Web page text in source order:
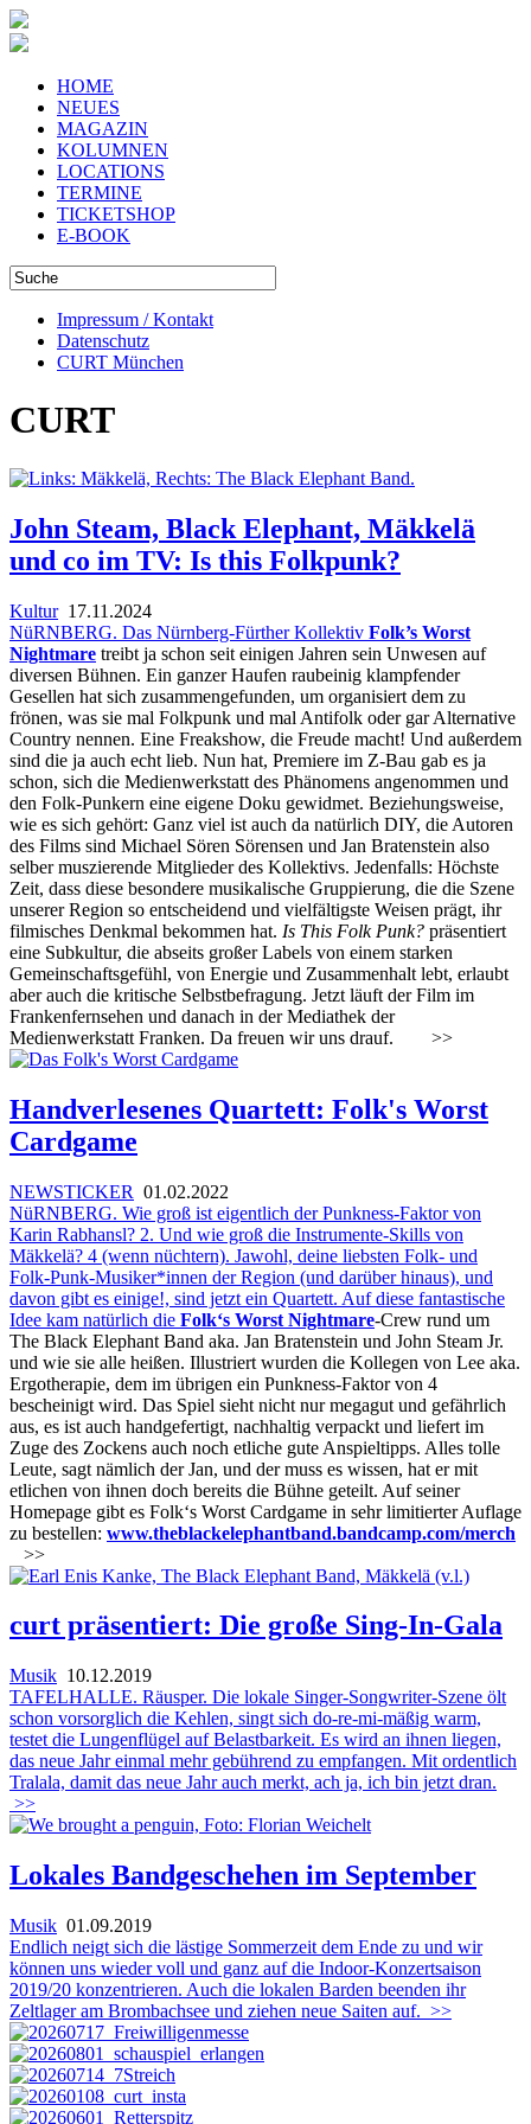
HOME
NEUES
MAGAZIN
KOLUMNEN
LOCATIONS
TERMINE
TICKETSHOP
E-BOOK
Impressum / Kontakt
Datenschutz
CURT München
CURT
John Steam, Black Elephant, Mäkkelä
und co im TV: Is this Folkpunk?
Kultur17.11.2024
NüRNBERG. Das Nürnberg-Fürther Kollektiv Folk’s Worst
Nightmare treibt ja schon seit einigen Jahren sein Unwesen auf
diversen Bühnen. Ein ganzer Haufen raubeinig klampfender
Gesellen hat sich zusammengefunden, um organisiert dem zu
frönen, was sie mal Folkpunk und mal Antifolk oder gar Alternative
Country nennen. Eine Freakshow, die Freude macht! Und außerdem
sind die ja auch echt lieb. Nun hat, Premiere im Z-Bau gab es ja
schon, sich die Medienwerkstatt des Phänomens angenommen und
den Folk-Punkern eine eigene Doku gewidmet. Beziehungsweise,
wie es sich gehört: Ganz viel ist auch da natürlich DIY, die Autoren
des Films sind Michael Sören Sörensen und Jan Bratenstein also
selber muszierende Mitglieder des Kollektivs. Jedenfalls: Höchste
Zeit, dass diese besondere musikalische Gruppierung, die die Szene
unserer Region so entscheidend und vielfältigste Weisen prägt, ihr
filmisches Denkmal bekommen hat. Is This Folk Punk? präsentiert
eine Subkultur, die abseits großer Labels von einem starken
Gemeinschaftsgefühl, von Energie und Zusammenhalt lebt, erlaubt
aber auch die kritische Selbstbefragung. Jetzt läuft der Film im
Frankenfernsehen und danach in der Mediathek der
Medienwerkstatt Franken. Da freuen wir uns drauf.
>>
Handverlesenes Quartett: Folk's Worst
Cardgame
NEWSTICKER 01.02.2022
NüRNBERG. Wie groß ist eigentlich der Punkness-Faktor von
Karin Rabhansl? 2. Und wie groß die Instrumente-Skills von
Mäkkelä? 4 (wenn nüchtern). Jawohl, deine liebsten Folk- und
Folk-Punk-Musiker*innen der Region (und darüber hinaus), und
davon gibt es einige!, sind jetzt ein Quartett. Auf diese fantastische
Idee kam natürlich die Folk‘s Worst Nightmare-Crew rund um
The Black Elephant Band aka. Jan Bratenstein und John Steam Jr.
und wie sie alle heißen. Illustriert wurden die Kollegen von Lee aka.
Ergotherapie, dem im übrigen ein Punkness-Faktor von 4
bescheinigt wird. Das Spiel sieht nicht nur megagut und gefährlich
aus, es ist auch handgefertigt, nachhaltig verpackt und liefert im
Zuge des Zockens auch noch etliche gute Anspieltipps. Alles tolle
Leute, sagt nämlich der Jan, und der muss es wissen, hat er mit
etlichen von ihnen doch bereits die Bühne geteilt. Auf seiner
Homepage gibt es Folk‘s Worst Cardgame in sehr limitierter Auflage
zu bestellen: www.theblackelephantband.bandcamp.com/merch
>>
curt präsentiert: Die große Sing-In-Gala
Musik 10.12.2019
TAFELHALLE. Räusper. Die lokale Singer-Songwriter-Szene ölt
schon vorsorglich die Kehlen, singt sich do-re-mi-mäßig warm,
testet die Lungenflügel auf Belastbarkeit. Es wird an ihnen liegen,
das neue Jahr einmal mehr gebührend zu empfangen. Mit ordentlich
Tralala, damit das neue Jahr auch merkt, ach ja, ich bin jetzt dran.
>>
Lokales Bandgeschehen im September
Musik 01.09.2019
Endlich neigt sich die lästige Sommerzeit dem Ende zu und wir
können uns wieder voll und ganz auf die Indoor-Konzertsaison
2019/20 konzentrieren. Auch die lokalen Barden beenden ihr
Zeltlager am Brombachsee und ziehen neue Saiten auf. >>